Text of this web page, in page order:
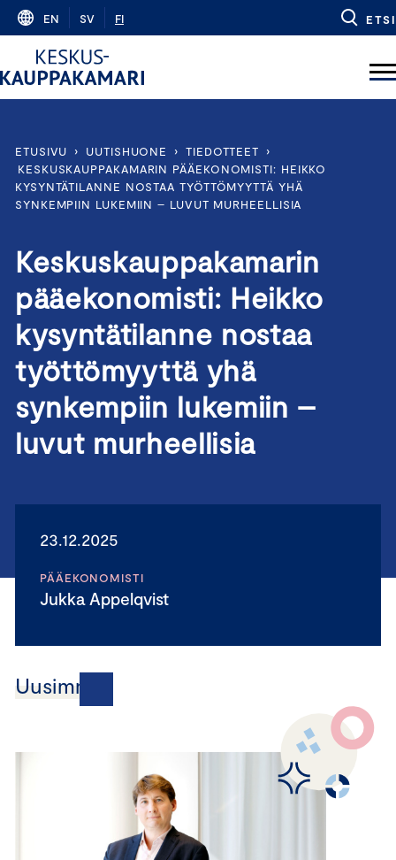
Skip
content
EN SV FI ETSI
ETUSIVU › UUTISHUONE › TIEDOTTEET
›
KESKUSKAUPPAKAMARIN PÄÄEKONOMISTI: HEIKKO
KYSYNTÄTILANNE NOSTAA TYÖTTÖMYYTTÄ YHÄ
SYNKEMPIIN LUKEMIIN – LUVUT MURHEELLISIA
Keskuskauppakamarin
pääekonomisti: Heikko
kysyntätilanne nostaa
työttömyyttä yhä
synkempiin lukemiin –
luvut murheellisia
23.12.2025
PÄÄEKONOMISTI
Jukka Appelqvist
Uusimmat